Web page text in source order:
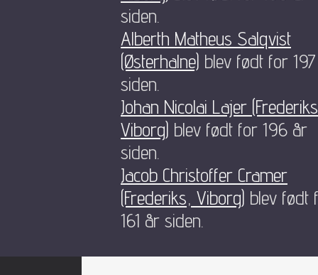
siden.
Alberth Matheus Salqvist
(Østerhalne) blev født for
siden.
Johan Nicolai Lajer
Viborg) blev født for 196 år
siden.
Jacob Christoffer Cramer
(Frederiks, Viborg) blev født
161 år siden.